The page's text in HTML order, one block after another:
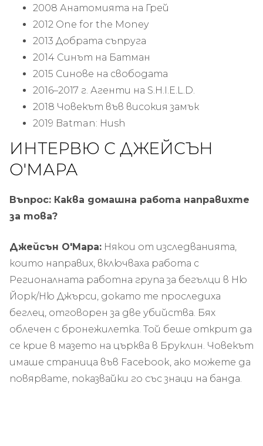
2008 Анатомията на Грей
2012 One for the Money
2013 Добрата съпруга
2014 Синът на Батман
2015 Синове на свободата
2016–2017 г. Агенти на S.H.I.E.L.D.
2018 Човекът във високия замък
2019 Batman: Hush
ИНТЕРВЮ С ДЖЕЙСЪН
О'МАРА
Въпрос: Каква домашна работа направихте
за това?
Джейсън О'Мара: Някои от изследванията,
които направих, включваха работа с
Регионалната работна група за бегълци в Ню
Йорк/Ню Джърси, докато те проследиха
беглец, отговорен за две убийства. Бях
облечен с бронежилетка. Той беше открит да
се крие в мазето на църква в Бруклин. Човекът
имаше страница във Facebook, ако можете да
повярвате, показвайки го със знаци на банда.